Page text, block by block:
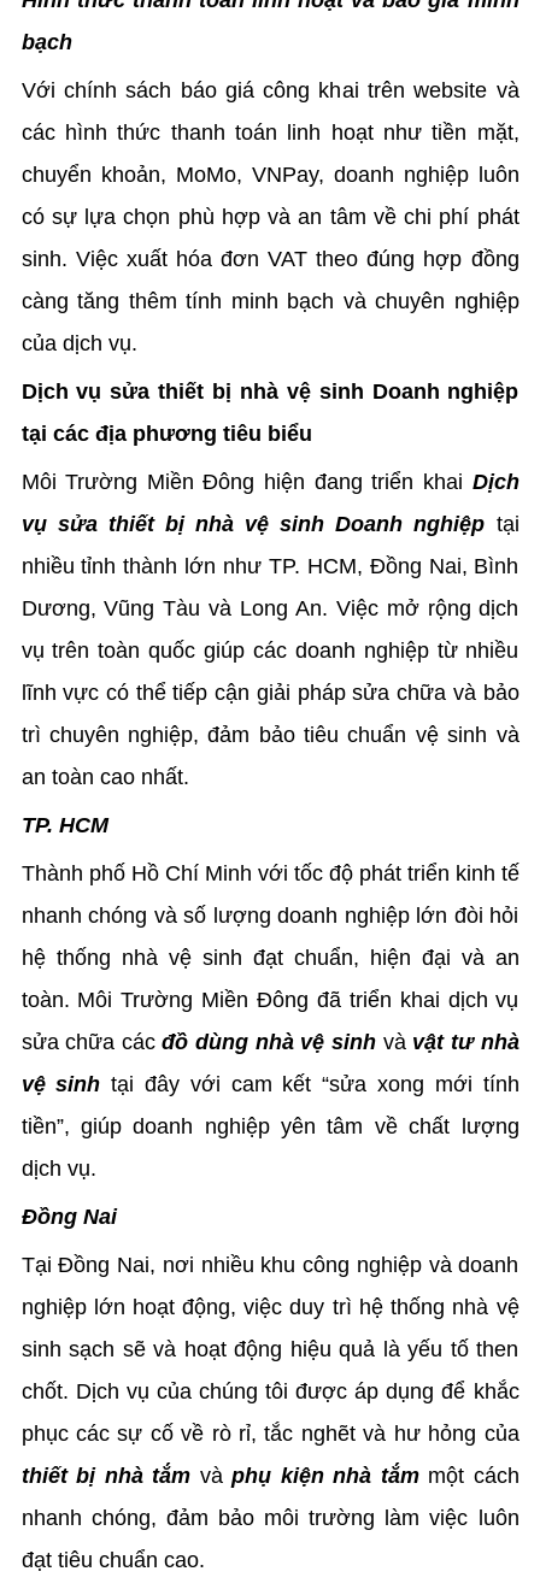
bạch
Với chính sách báo giá công khai trên website và
các hình thức thanh toán linh hoạt như tiền mặt,
chuyển khoản, MoMo, VNPay, doanh nghiệp luôn
có sự lựa chọn phù hợp và an tâm về chi phí phát
sinh. Việc xuất hóa đơn VAT theo đúng hợp đồng
càng tăng thêm tính minh bạch và chuyên nghiệp
của dịch vụ.
Dịch vụ sửa thiết bị nhà vệ sinh Doanh nghiệp
tại các địa phương tiêu biểu
Môi Trường Miền Đông hiện đang triển khai Dịch
vụ sửa thiết bị nhà vệ sinh Doanh nghiệp tại
nhiều tỉnh thành lớn như TP. HCM, Đồng Nai, Bình
Dương, Vũng Tàu và Long An. Việc mở rộng dịch
vụ trên toàn quốc giúp các doanh nghiệp từ nhiều
lĩnh vực có thể tiếp cận giải pháp sửa chữa và bảo
trì chuyên nghiệp, đảm bảo tiêu chuẩn vệ sinh và
an toàn cao nhất.
TP. HCM
Thành phố Hồ Chí Minh với tốc độ phát triển kinh tế
nhanh chóng và số lượng doanh nghiệp lớn đòi hỏi
hệ thống nhà vệ sinh đạt chuẩn, hiện đại và an
toàn. Môi Trường Miền Đông đã triển khai dịch vụ
sửa chữa cácđồ dùng nhà vệ sinhvà vật tư nhà
vệ sinh tại đây với cam kết “sửa xong mới tính
tiền”, giúp doanh nghiệp yên tâm về chất lượng
dịch vụ.
Đồng Nai
Tại Đồng Nai, nơi nhiều khu công nghiệp và doanh
nghiệp lớn hoạt động, việc duy trì hệ thống nhà vệ
sinh sạch sẽ và hoạt động hiệu quả là yếu tố then
chốt. Dịch vụ của chúng tôi được áp dụng để khắc
phục các sự cố về rò rỉ, tắc nghẽt và hư hỏng của
thiết bị nhà tắm và phụ kiện nhà tắmmột cách
nhanh chóng, đảm bảo môi trường làm việc luôn
đạt tiêu chuẩn cao.